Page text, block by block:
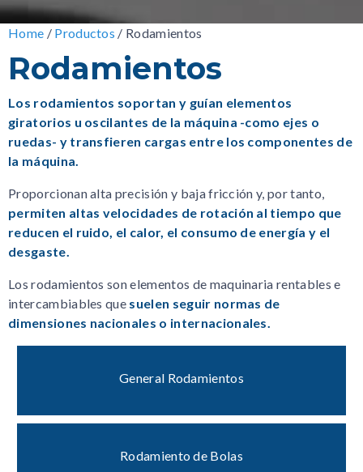
Home / Productos / Rodamientos
Rodamientos
Los rodamientos soportan y guían elementos
giratorios u oscilantes de la máquina -como ejes o
ruedas- y transfieren cargas entre los componentes de
la máquina.
Proporcionan alta precisión y baja fricción y, por tanto,
permiten altas velocidades de rotación al tiempo que
reducen el ruido, el calor, el consumo de energía y el
desgaste.
Los rodamientos son elementos de maquinaria rentables e
intercambiables que suelen seguir normas de
dimensiones nacionales o internacionales.
General Rodamientos
Rodamiento de Bolas